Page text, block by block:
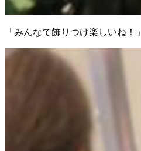
「みんなで飾りつけ楽しいね！」